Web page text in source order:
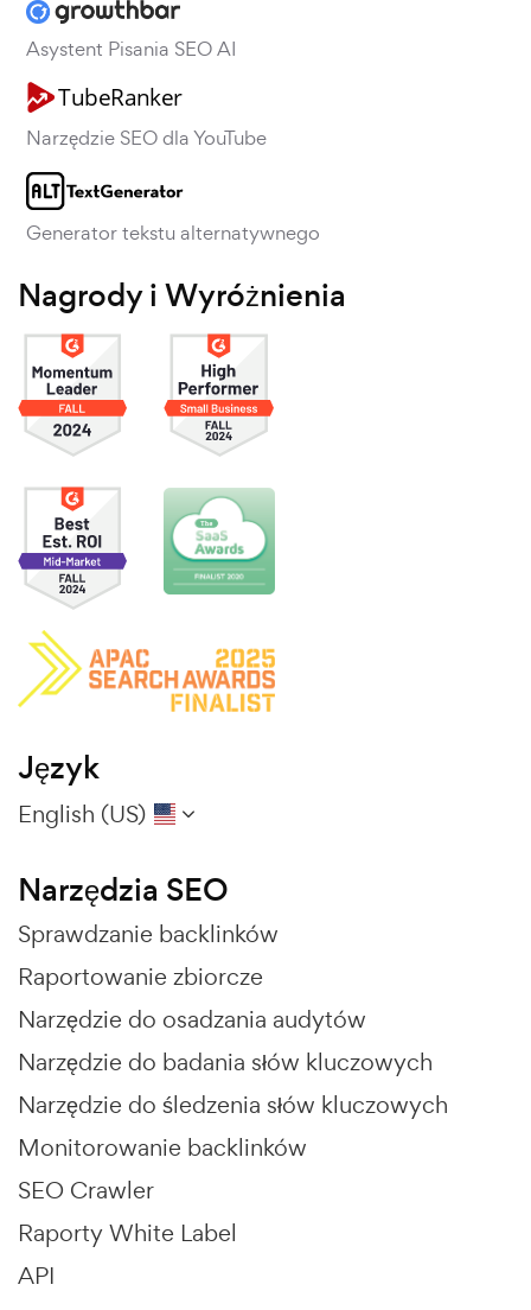
Asystent Pisania SEO AI
Narzędzie SEO dla YouTube
Generator tekstu alternatywnego
Nagrody i Wyróżnienia
Język
English (US)
Narzędzia SEO
Sprawdzanie backlinków
Raportowanie zbiorcze
Narzędzie do osadzania audytów
Narzędzie do badania słów kluczowych
Narzędzie do śledzenia słów kluczowych
Monitorowanie backlinków
SEO Crawler
Raporty White Label
API